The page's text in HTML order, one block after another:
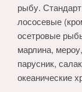
рыбу.
лососевые
осетровые
марлина,
парусник,
океанические